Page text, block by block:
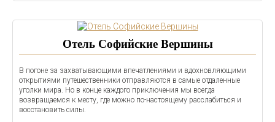
Отель Софийские Вершины
В погоне за захватывающими впечатлениями и вдохновляющими
открытиями путешественники отправляются в самые отдаленные
уголки мира. Но в конце каждого приключения мы всегда
возвращаемся к месту, где можно по-настоящему расслабиться и
восстановить силы.